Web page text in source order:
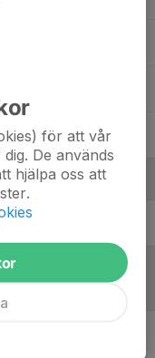
för att vår
De används
hjälpa oss att